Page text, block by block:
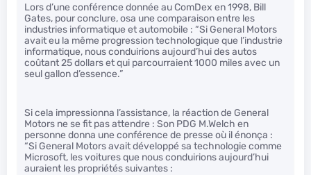
Lors d’une conférence donnée au ComDex en 1998, Bill
Gates, pour conclure, osa une comparaison entre les
industries informatique et automobile : “Si General Motors
avait eu la même progression technologique que l’industrie
informatique, nous conduirions aujourd’hui des autos
coûtant 25 dollars et qui parcourraient 1000 miles avec un
seul gallon d’essence.”
Si cela impressionna l’assistance, la réaction de General
Motors ne se fit pas attendre : Son PDG M.Welch en
personne donna une conférence de presse où il énonça :
“Si General Motors avait développé sa technologie comme
Microsoft, les voitures que nous conduirions aujourd’hui
auraient les propriétés suivantes :